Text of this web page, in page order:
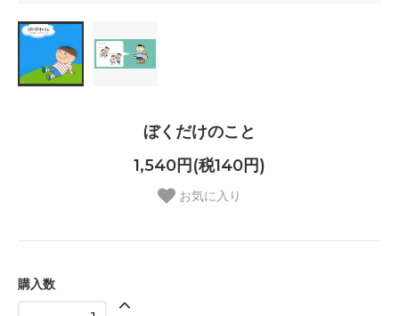
ぼくだけのこと
1,540円(税140円)
お気に入り
購入数